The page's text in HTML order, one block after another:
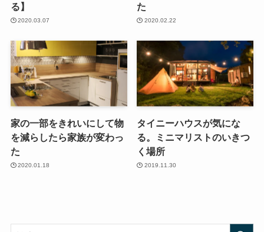
る】
2020.03.07
た
2020.02.22
家の一部をきれいにして物
を減らしたら家族が変わっ
た
2020.01.18
タイニーハウスが気にな
る。ミニマリストのいきつ
く場所
2019.11.30